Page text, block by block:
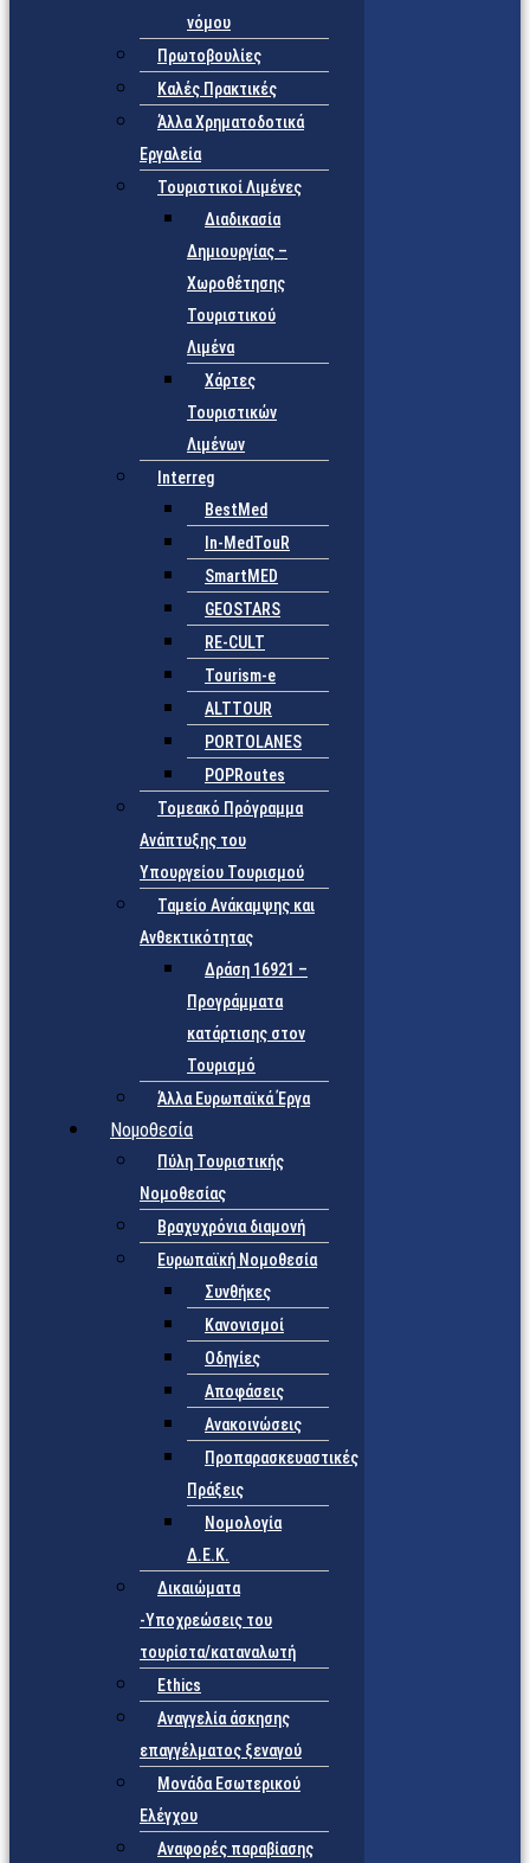
νόμου
Πρωτοβουλίες
Καλές Πρακτικές
Άλλα Χρηματοδοτικά
Εργαλεία
Τουριστικοί Λιμένες
Διαδικασία
Δημιουργίας –
Χωροθέτησης
Τουριστικού
Λιμένα
Χάρτες
Τουριστικών
Λιμένων
Interreg
BestMed
In-MedTouR
SmartMED
GEOSTARS
RE-CULT
Tourism-e
ALTTOUR
PORTOLANES
POPRoutes
Τομεακό Πρόγραμμα
Ανάπτυξης του
Υπουργείου Τουρισμού
Ταμείο Ανάκαμψης και
Ανθεκτικότητας
Δράση 16921 –
Προγράμματα
κατάρτισης στον
Τουρισμό
Άλλα Ευρωπαϊκά Έργα
Νομοθεσία
Πύλη Τουριστικής
Νομοθεσίας
Βραχυχρόνια διαμονή
Ευρωπαϊκή Νομοθεσία
Συνθήκες
Κανονισμοί
Οδηγίες
Αποφάσεις
Ανακοινώσεις
Προπαρασκευαστικές
Πράξεις
Νομολογία
Δ.Ε.Κ.
Δικαιώματα
-Υποχρεώσεις του
τουρίστα/καταναλωτή
Ethics
Αναγγελία άσκησης
επαγγέλματος ξεναγού
Μονάδα Εσωτερικού
Ελέγχου
Αναφορές παραβίασης